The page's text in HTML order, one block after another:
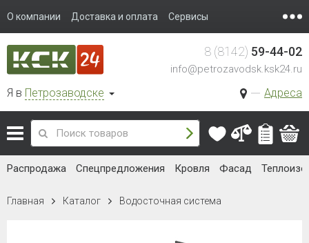
О компании Доставка и оплата Сервисы
Я в Петрозаводске Адреса
8 (8142) 59-44-02
info@petrozavodsk.ksk24.ru
Распродажа Спецпредложения Кровля Фасад
Главная Каталог Водосточная система